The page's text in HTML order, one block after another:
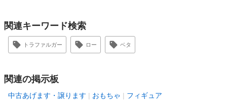
関連キーワード検索
トラファルガー ロー ベタ
関連の掲示板
中古あげます・譲ります おもちゃ フィギュア